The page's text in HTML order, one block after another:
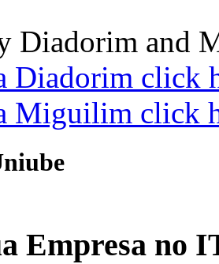
Diadorim and
Diadorim click
Miguilim click
Empresa no